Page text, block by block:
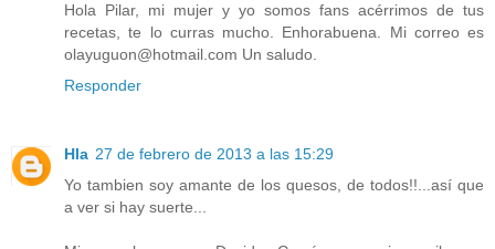
Hola Pilar, mi mujer y yo somos fans acérrimos de tus
recetas, te lo curras mucho. Enhorabuena. Mi correo es
olayuguon@hotmail.com Un saludo.
Responder
Hla 27 de febrero de 2013 a las 15:29
Yo tambien soy amante de los quesos, de todos!!...así que
a ver si hay suerte...